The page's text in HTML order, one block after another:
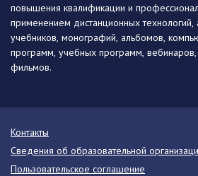
повышения квалификации и
применением дистанционных технологий,
учебников, монографий, альбомов,
программ, учебных программ,
фильмов.
Контакты
Сведения об образовательной
Пользовательское соглашение